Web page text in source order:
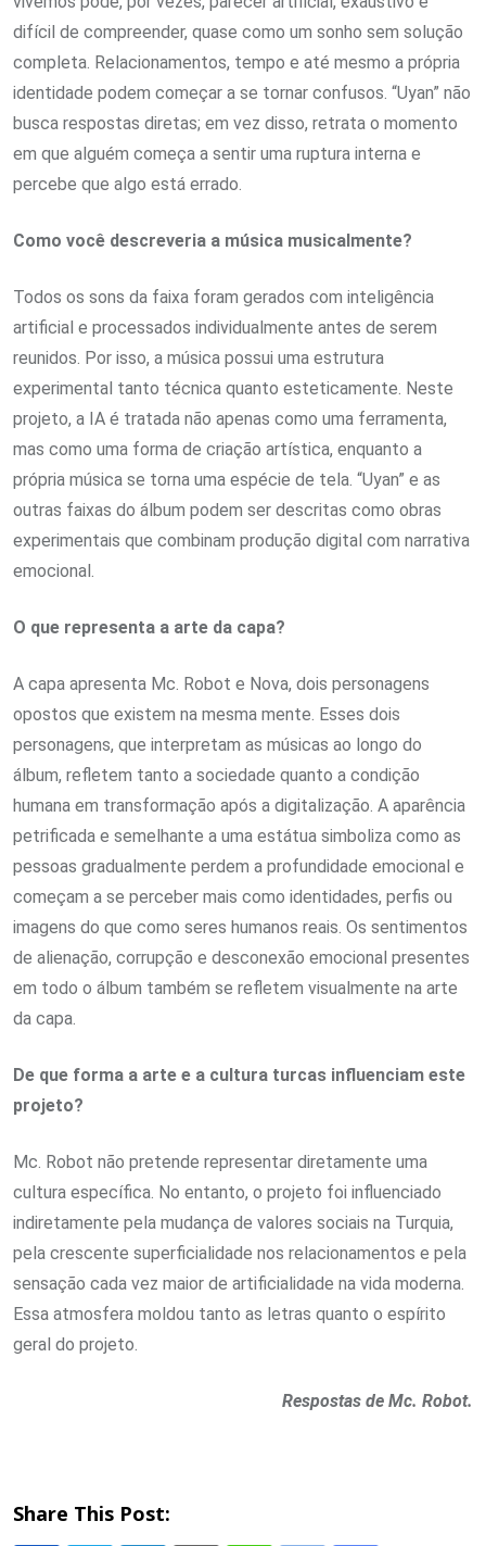
difícil de compreender, quase como um sonho sem solução
completa. Relacionamentos, tempo e até mesmo a própria
identidade podem começar a se tornar confusos. “Uyan” não
busca respostas diretas; em vez disso, retrata o momento
em que alguém começa a sentir uma ruptura interna e
percebe que algo está errado.
Como você descreveria a música musicalmente?
Todos os sons da faixa foram gerados com inteligência
artificial e processados ​​individualmente antes de serem
reunidos. Por isso, a música possui uma estrutura
experimental tanto técnica quanto esteticamente. Neste
projeto, a IA é tratada não apenas como uma ferramenta,
mas como uma forma de criação artística, enquanto a
própria música se torna uma espécie de tela. “Uyan” e as
outras faixas do álbum podem ser descritas como obras
experimentais que combinam produção digital com narrativa
emocional.
O que representa a arte da capa?
A capa apresenta Mc. Robot e Nova, dois personagens
opostos que existem na mesma mente. Esses dois
personagens, que interpretam as músicas ao longo do
álbum, refletem tanto a sociedade quanto a condição
humana em transformação após a digitalização. A aparência
petrificada e semelhante a uma estátua simboliza como as
pessoas gradualmente perdem a profundidade emocional e
começam a se perceber mais como identidades, perfis ou
imagens do que como seres humanos reais. Os sentimentos
de alienação, corrupção e desconexão emocional presentes
em todo o álbum também se refletem visualmente na arte
da capa.
De que forma a arte e a cultura turcas influenciam este
projeto?
Mc. Robot não pretende representar diretamente uma
cultura específica. No entanto, o projeto foi influenciado
indiretamente pela mudança de valores sociais na Turquia,
pela crescente superficialidade nos relacionamentos e pela
sensação cada vez maior de artificialidade na vida moderna.
Essa atmosfera moldou tanto as letras quanto o espírito
geral do projeto.
Respostas de Mc. Robot.
Share This Post: